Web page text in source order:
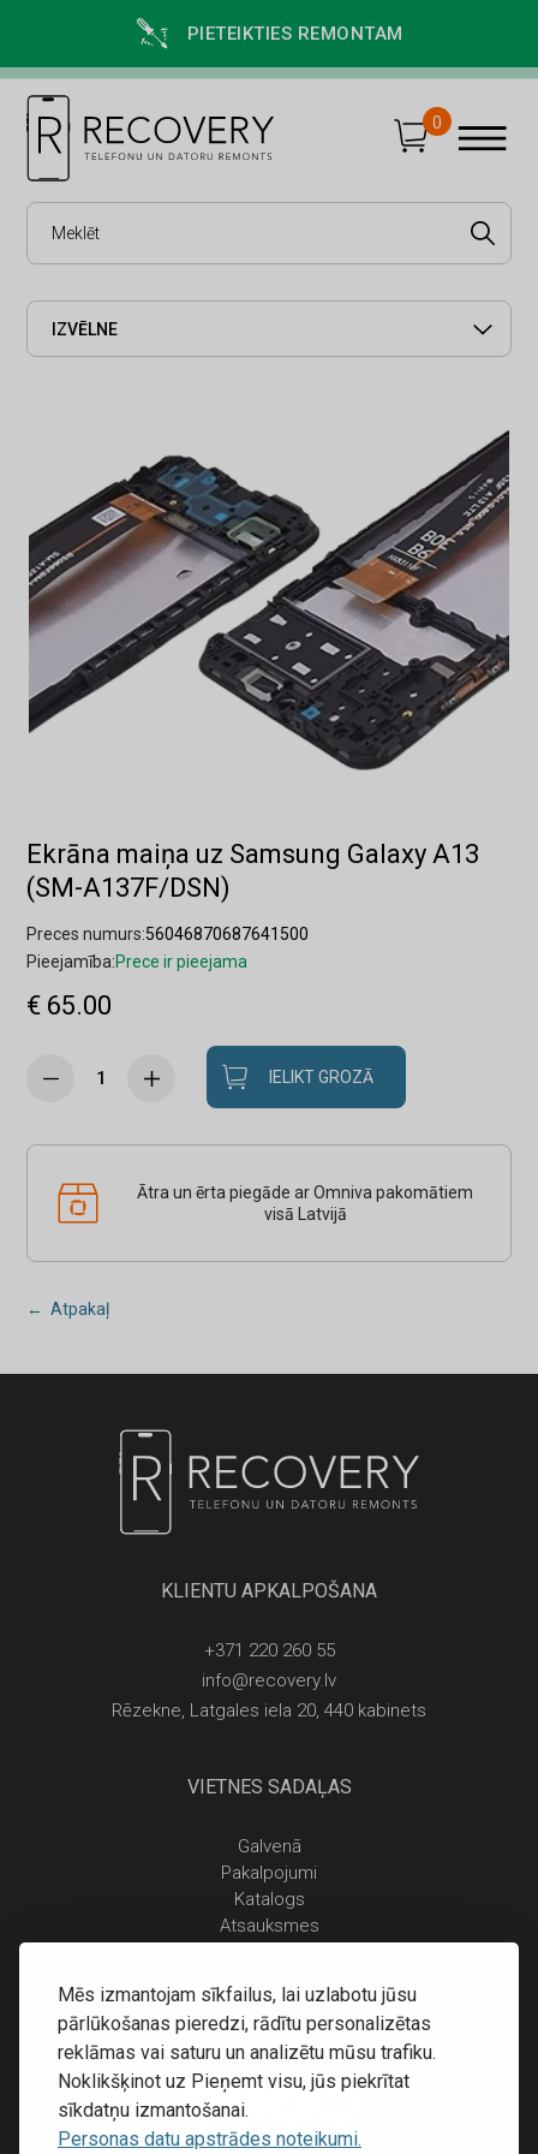
Mēs izmantojam sīkfailus, lai uzlabotu jūsu
pārlūkošanas pieredzi, rādītu personalizētas
reklāmas vai saturu un analizētu mūsu trafiku.
Noklikšķinot uz Pieņemt visu, jūs piekrītat
sīkdatņu izmantošanai.
Personas datu apstrādes noteikumi.
PIETEIKTIES REMONTAM
0
IZVĒLNE
Ekrāna maiņa uz Samsung Galaxy A13
(SM-A137F/DSN)
Preces numurs:56046870687641500
Pieejamība:Prece ir pieejama
€ 65.00
IELIKT GROZĀ
Ātra un ērta piegāde ar Omniva pakomātiem
visā Latvijā
← Atpakaļ
KLIENTU APKALPOŠANA
+371 220 260 55
info@recovery.lv
Rēzekne, Latgales iela 20, 440 kabinets
VIETNES SADAĻAS
Galvenā
Pakalpojumi
Katalogs
Atsauksmes
Piegāde un apmaksa
Atgriešanas noteikumi